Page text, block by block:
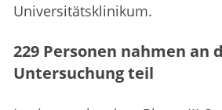
Universitätsklinikum.
229 Personen nahmen an
Untersuchung teil